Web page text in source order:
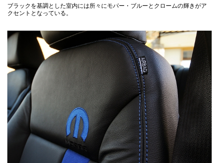
ブラックを基調とした室内には所々にモパー・ブルーとクロームの輝きがア
クセントとなっている。